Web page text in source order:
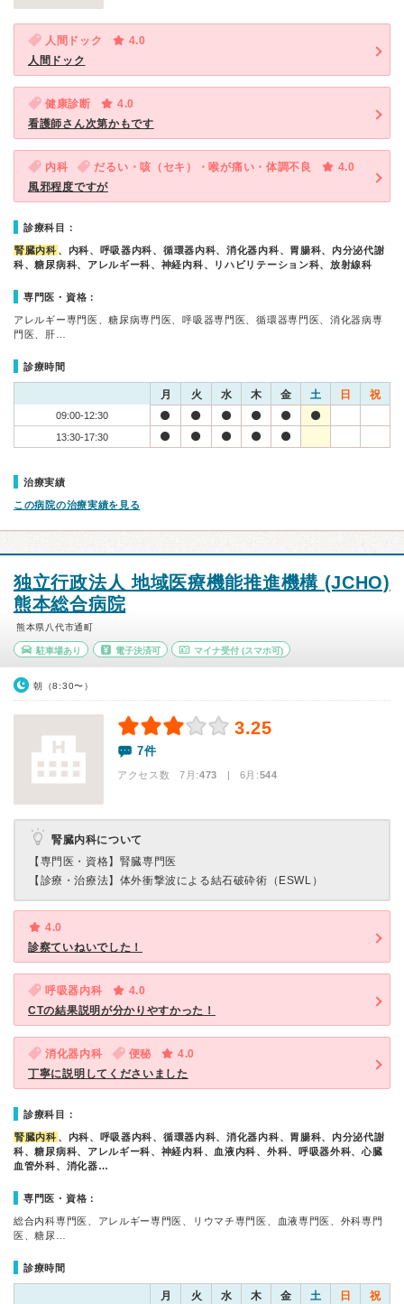
人間ドック
4.0
人間ドック
健康診断
4.0
看護師さん次第かもです
内科 だるい・咳（セキ）・喉が痛い・体調不良
4.0
風邪程度ですが
診療科目：
腎臓内科 、内科、呼吸器内科、循環器内科、消化器内科、胃腸科、内分泌代謝
科、糖尿病科、アレルギー科、神経内科、リハビリテーション科、放射線科
専門医・資格：
アレルギー専門医、糖尿病専門医、呼吸器専門医、循環器専門医、消化器病専
門医、肝…
診療時間
月 火 水 木 金 土 日 祝
09:00-12:30
13:30-17:30
治療実績
この病院の治療実績を見る
独立行政法人 地域医療機能推進機構 (JCHO)
熊本総合病院
熊本県八代市通町
駐車場あり 電子決済可 マイナ受付 (スマホ可)
朝（8:30〜）
3.25
7件
アクセス数 7月:473 | 6月:544
腎臓内科について
【専門医・資格】 腎臓専門医
【診療・治療法】 体外衝撃波による結石破砕術（ESWL）
4.0
診察ていねいでした！
呼吸器内科
4.0
CTの結果説明が分かりやすかった！
消化器内科 便秘
4.0
丁寧に説明してくださいました
診療科目：
腎臓内科 、内科、呼吸器内科、循環器内科、消化器内科、胃腸科、内分泌代謝
科、糖尿病科、アレルギー科、神経内科、血液内科、外科、呼吸器外科、心臓
血管外科、消化器…
専門医・資格：
総合内科専門医、アレルギー専門医、リウマチ専門医、血液専門医、外科専門
医、糖尿…
診療時間
月 火 水 木 金 土 日 祝